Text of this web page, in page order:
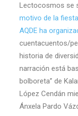
Lectocosmos se
motivo de la
AQDE ha
cuentacuentos/
historia de
narración está
bolboreta” de
López Cendán
Ánxela Pardo